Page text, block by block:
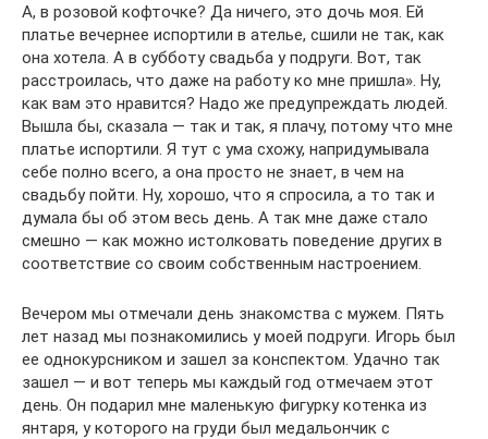
А, в розовой кофточке? Да ничего, это дочь моя. Ей
платье вечернее испортили в ателье, сшили не так, как
она хотела. А в субботу свадьба у подруги. Вот, так
расстроилась, что даже на работу ко мне пришла». Ну,
как вам это нравится? Надо же предупреждать людей.
Вышла бы, сказала — так и так, я плачу, потому что мне
платье испортили. Я тут с ума схожу, напридумывала
себе полно всего, а она просто не знает, в чем на
свадьбу пойти. Ну, хорошо, что я спросила, а то так и
думала бы об этом весь день. А так мне даже стало
смешно — как можно истолковать поведение других в
соответствие со своим собственным настроением.
Вечером мы отмечали день знакомства с мужем. Пять
лет назад мы познакомились у моей подруги. Игорь был
ее однокурсником и зашел за конспектом. Удачно так
зашел — и вот теперь мы каждый год отмечаем этот
день. Он подарил мне маленькую фигурку котенка из
янтаря, у которого на груди был медальончик с